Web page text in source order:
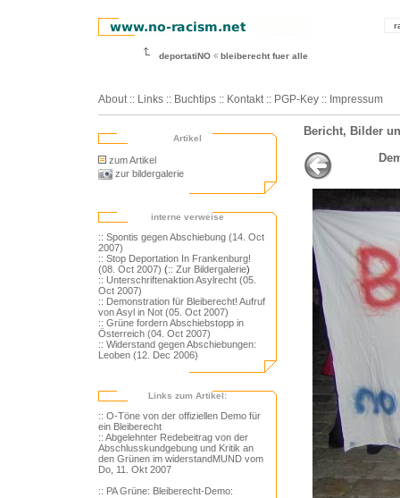
deportatiNO bleiberecht fuer alle
About :: Links :: Buchtips :: Kontakt :: PGP-Key :: Impressum
Artikel
zum Artikel
zur bildergalerie
interne verweise
:: Spontis gegen Abschiebung (14. Oct
2007)
:: Stop Deportation In Frankenburg!
(08. Oct 2007) (:: Zur Bildergalerie)
:: Unterschriftenaktion Asylrecht (05.
Oct 2007)
:: Demonstration für Bleiberecht! Aufruf
von Asyl in Not (05. Oct 2007)
:: Grüne fordern Abschiebstopp in
Österreich (04. Oct 2007)
:: Widerstand gegen Abschiebungen:
Leoben (12. Dec 2006)
Links zum Artikel:
:: O-Töne von der offiziellen Demo für
ein Bleiberecht
:: Abgelehnter Redebeitrag von der
Abschlusskundgebung und Kritik an
den Grünen im widerstandMUND vom
Do, 11. Okt 2007
:: PA Grüne: Bleiberecht-Demo:
Bericht, Bilder